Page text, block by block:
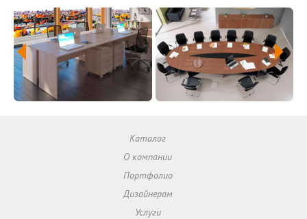
Каталог
О компании
Портфолио
Дизайнерам
Услуги